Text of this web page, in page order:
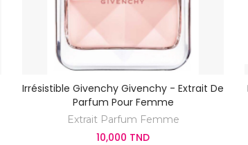
Irrésistible Givenchy Givenchy - Extrait De
Parfum Pour Femme
Extrait Parfum Femme
10,000 TND